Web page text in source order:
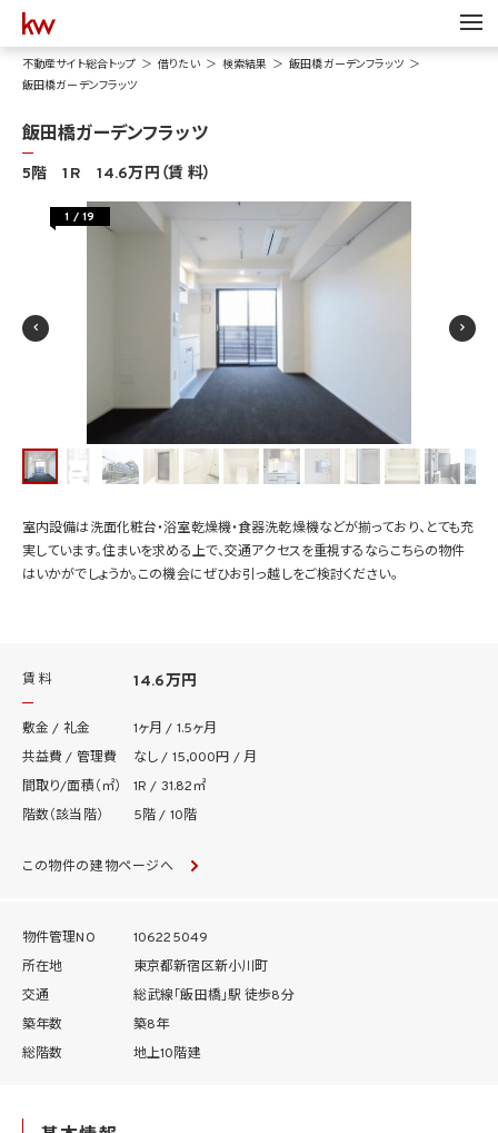
不動産サイト総合トップ 借りたい 検索結果
飯田橋ガーデンフラッツ
飯田橋ガーデンフラッツ
飯田橋ガーデンフラッツ
5階 1R 14.6万円（賃 料）
1 /19
室内設備は洗面化粧台・浴室乾燥機・食器洗乾燥機などが揃っており、とても充
実しています。住まいを求める上で、交通アクセスを重視するならこちらの物件
はいかがでしょうか。この機会にぜひお引っ越しをご検討ください。
賃 料 14.6万円
敷金 / 礼金
1ヶ月 / 1.5ヶ月
共益費 / 管理費
なし / 15,000円 / 月
間取り/面積（㎡）
1R / 31.82㎡
階数（該当階）
5階 / 10階
この物件の建物ページへ
物件管理NO
106225049
所在地
東京都新宿区新小川町
交通
総武線「飯田橋」駅 徒歩8分
築年数
築8年
総階数
地上10階建